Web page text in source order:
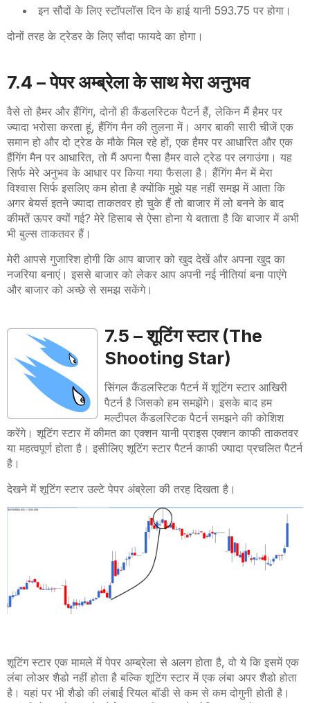
इन सौदों के लिए स्टॉपलॉस दिन के हाई यानी 593.75 पर होगा।
दोनों तरह के ट्रेडर के लिए सौदा फायदे का होगा।
7.4 –पेपर अम्ब्रेला के साथ मेरा अनुभव
वैसे तो हैमर और हैंगिंग, दोनों ही कैंडलस्टिक पैटर्न हैं, लेकिन मैं हैमर पर
ज्यादा भरोसा करता हूं, हैंगिंग मैन की तुलना में। अगर बाकी सारी चीजें एक
समान हो और दो ट्रेड के मौके मिल रहे हों, एक हैमर पर आधारित और एक
हैंगिंग मैन पर आधारित, तो मैं अपना पैसा हैमर वाले ट्रेड पर लगाउंगा। यह
सिर्फ मेरे अनुभव के आधार पर किया गया फैसला है। हैंगिंग मैन में मेरा
विश्वास सिर्फ इसलिए कम होता है क्योंकि मुझे यह नहीं समझ में आता कि
अगर बेयर्स इतने ज्यादा ताकतवर हो चुके हैं तो बाजार में लो बनने के बाद
कीमतें ऊपर क्यों गई? मेरे हिसाब से ऐसा होना ये बताता है कि बाजार में अभी
भी बुल्स ताकतवर हैं।
मेरी आपसे गुजारिश होगी कि आप बाजार को खुद देखें और अपना खुद का
नजरिया बनाएं। इससे बाजार को लेकर आप अपनी नई नीतियां बना पाएंगे
और बाजार को अच्छे से समझ सकेंगे।
7.5 –शूटिंग स्टार (The
Shooting Star)
सिंगल कैंडलस्टिक पैटर्न में शूटिंग स्टार आखिरी
पैटर्न है जिसको हम समझेंगे। इसके बाद हम
मल्टीपल कैंडलस्टिक पैटर्न समझने की कोशिश
करेंगे। शूटिंग स्टार में कीमत का एक्शन यानी प्राइस एक्शन काफी ताकतवर
या महत्वपूर्ण होता है। इसीलिए शूटिंग स्टार पैटर्न काफी ज्यादा प्रचलित पैटर्न
है।
देखने में शूटिंग स्टार उल्टे पेपर अंब्रेला की तरह दिखता है।
शूटिंग स्टार एक मामले में पेपर अम्ब्रेला से अलग होता है, वो ये कि इसमें एक
लंबा लोअर शैडो नहीं होता है बल्कि शूटिंग स्टार में एक लंबा अपर शैडो होता
है। यहां पर भी शैडो की लंबाई रियल बॉडी से कम से कम दोगुनी होती है।